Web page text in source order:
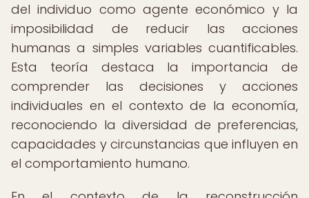
del individuo como agente económico y la
imposibilidad de reducir las acciones
humanas a simples variables cuantificables.
Esta teoría destaca la importancia de
comprender las decisiones y acciones
individuales en el contexto de la economía,
reconociendo la diversidad de preferencias,
capacidades y circunstancias que influyen en
el comportamiento humano.